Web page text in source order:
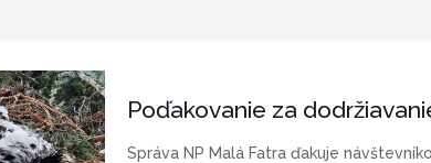
Poďakovanie za
Správa NP Malá Fatra ďakuje